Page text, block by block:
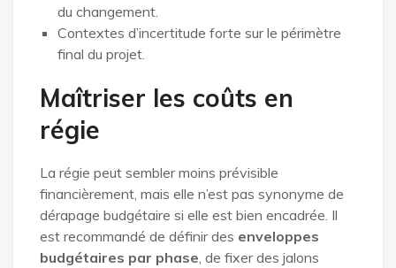
du changement.
Contextes d’incertitude forte sur le périmètre
final du projet.
Maîtriser les coûts en
régie
La régie peut sembler moins prévisible
financièrement, mais elle n’est pas synonyme de
dérapage budgétaire si elle est bien encadrée. Il
est recommandé de définir des enveloppes
budgétaires par phase , de fixer des jalons